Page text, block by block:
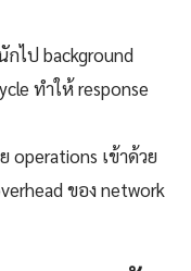
ไป background
ทำให้ response
operations เข้าด้วย
ของ network